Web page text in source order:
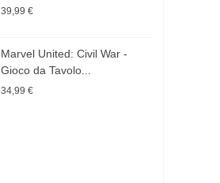
39,99 €
Marvel United: Civil War -
Gioco da Tavolo...
34,99 €